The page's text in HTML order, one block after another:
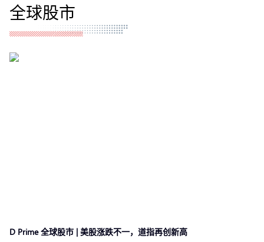
全球股市
D Prime 全球股市 | 美股涨跌不一，道指再创新高